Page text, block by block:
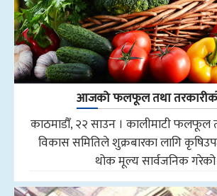
आजको फलफूल तथा
काठमाडौँ, २२ साउन । कालीमाटी फलफूल
विकास समितिले शुक्रबारका लागि
थोक मूल्य सार्वजनिक